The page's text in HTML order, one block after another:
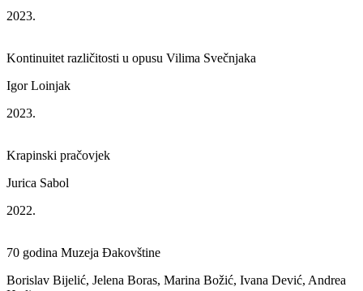
2023.
Kontinuitet različitosti u opusu Vilima Svečnjaka
Igor Loinjak
2023.
Krapinski pračovjek
Jurica Sabol
2022.
70 godina Muzeja Đakovštine
Borislav Bijelić, Jelena Boras, Marina Božić, Ivana Dević, Andrea